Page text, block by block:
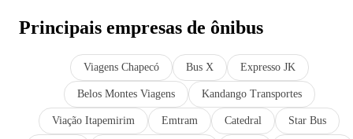
Principais empresas de ônibus
Viagens Chapecó Bus X Expresso JK
Belos Montes Viagens Kandango Transportes
Viação Itapemirim Emtram Catedral Star Bus